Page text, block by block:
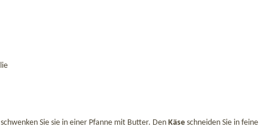
Sie sie in einer Pfanne mit Butter. Den Käse schneiden Sie in